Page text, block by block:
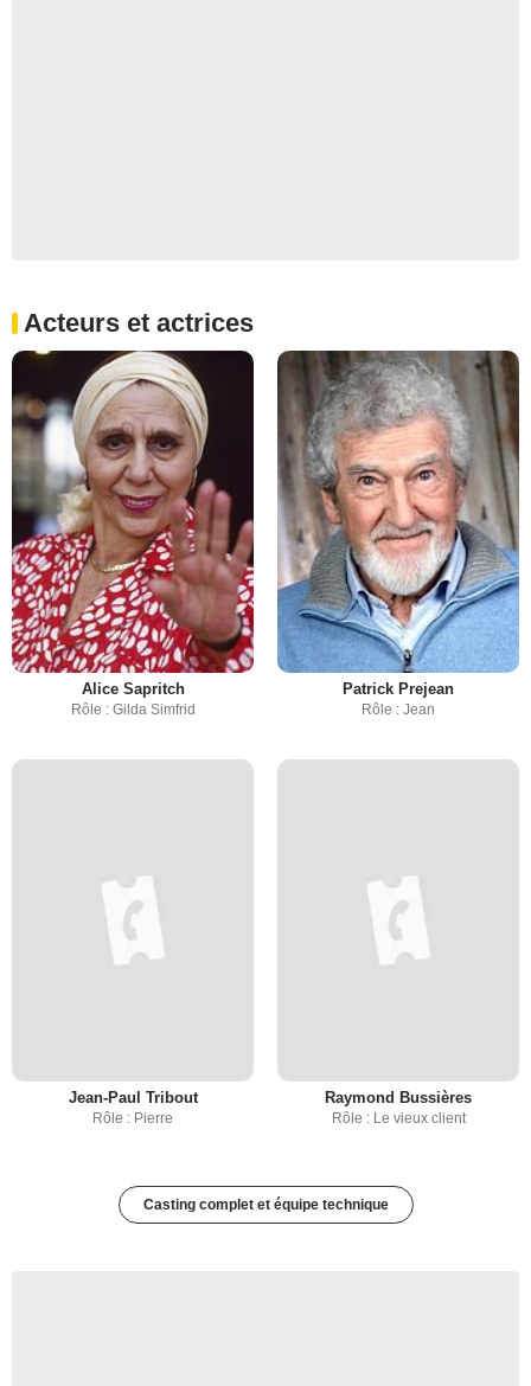
Acteurs et actrices
Alice Sapritch
Rôle : Gilda Simfrid
Patrick Prejean
Rôle : Jean
Jean-Paul Tribout
Rôle : Pierre
Raymond Bussières
Rôle : Le vieux client
Casting complet et équipe technique